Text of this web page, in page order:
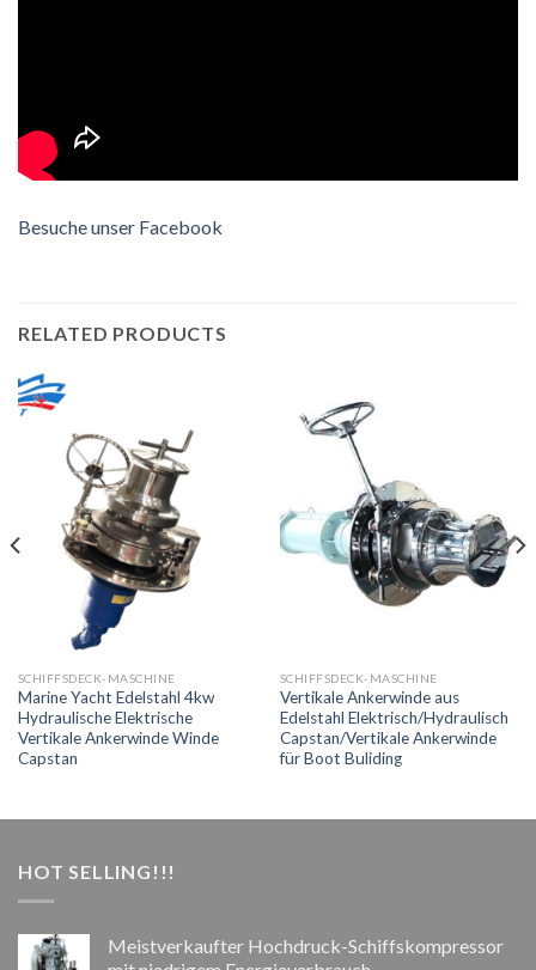
Besuche unser Facebook
RELATED PRODUCTS
SCHIFFSDECK-MASCHINE
Marine Yacht Edelstahl 4kw
Hydraulische Elektrische
Vertikale Ankerwinde Winde
Capstan
SCHIFFSDECK-MASCHINE
Vertikale Ankerwinde aus
Edelstahl Elektrisch/Hydraulisch
Capstan/Vertikale Ankerwinde
für Boot Buliding
HOT SELLING!!!
Meistverkaufter Hochdruck-Schiffskompressor